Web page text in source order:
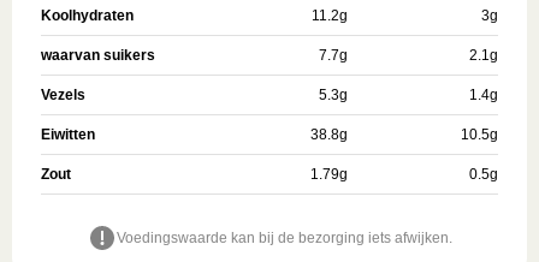
Koolhydraten 11.2g 3g
waarvan suikers 7.7g 2.1g
Vezels 5.3g 1.4g
Eiwitten 38.8g 10.5g
Zout 1.79g 0.5g
Voedingswaarde kan bij de bezorging iets afwijken.